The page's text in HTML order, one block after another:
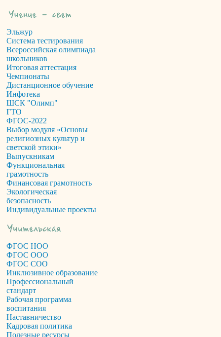
Эльжур
Система тестирования
Всероссийская олимпиада
школьников
Итоговая аттестация
Чемпионаты
Дистанционное обучение
Инфотека
ШСК "Олимп"
ГТО
ФГОС-2022
Выбор модуля «Основы
религиозных культур и
светской этики»
Выпускникам
Функциональная
грамотность
Финансовая грамотность
Экологическая
безопасность
Индивидуальные проекты
ФГОС НОО
ФГОС ООО
ФГОС СОО
Инклюзивное образование
Профессиональный
стандарт
Рабочая программа
воспитания
Наставничество
Кадровая политика
Полезные ресурсы